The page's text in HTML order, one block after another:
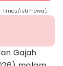
Times/istimewa).
Gajah